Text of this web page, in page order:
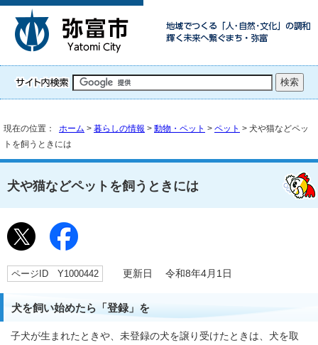
現在の位置： ホーム > 暮らしの情報 > 動物・ペット > ペット > 犬や猫などペッ
トを飼うときには
犬や猫などペットを飼うときには
ページID Y1000442 更新日 令和8年4月1日
犬を飼い始めたら「登録」を
子犬が生まれたときや、未登録の犬を譲り受けたときは、犬を取